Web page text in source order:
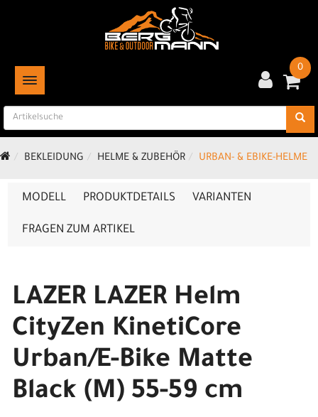
TOGGLE NAVIGATION
0
BEKLEIDUNG HELME & ZUBEHÖR URBAN- & EBIKE-HELME
MODELL PRODUKTDETAILS VARIANTEN
FRAGEN ZUM ARTIKEL
LAZER LAZER Helm
CityZen KinetiCore
Urban/E-Bike Matte
Black (M) 55-59 cm